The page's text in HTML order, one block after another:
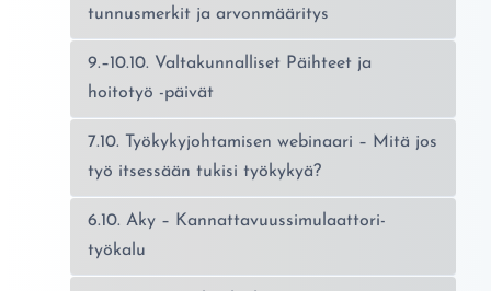
tunnusmerkit ja arvonmääritys
9.–10.10. Valtakunnalliset Päihteet ja
hoitotyö -päivät
7.10. Työkykyjohtamisen webinaari – Mitä jos
työ itsessään tukisi työkykyä?
6.10. Aky – Kannattavuussimulaattori-
työkalu